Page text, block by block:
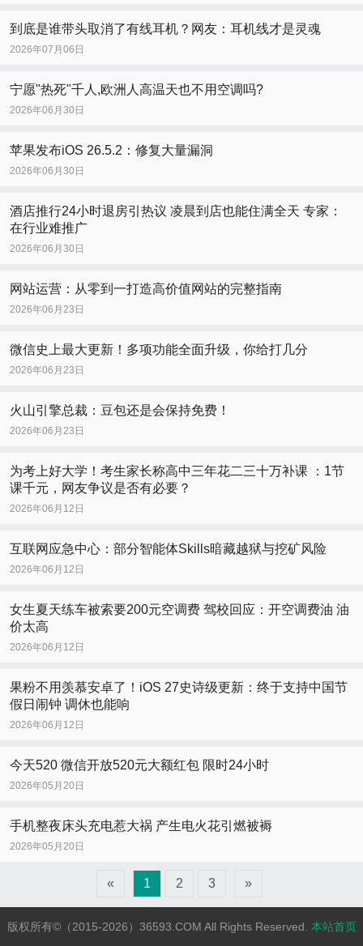
到底是谁带头取消了有线耳机？网友：耳机线才是灵魂
2026年07月06日
宁愿"热死"千人,欧洲人高温天也不用空调吗?
2026年06月30日
苹果发布iOS 26.5.2：修复大量漏洞
2026年06月30日
酒店推行24小时退房引热议 凌晨到店也能住满全天 专家：
在行业难推广
2026年06月30日
网站运营：从零到一打造高价值网站的完整指南
2026年06月23日
微信史上最大更新！多项功能全面升级，你给打几分
2026年06月23日
火山引擎总裁：豆包还是会保持免费！
2026年06月23日
为考上好大学！考生家长称高中三年花二三十万补课 ：1节
课千元，网友争议是否有必要？
2026年06月12日
互联网应急中心：部分智能体Skills暗藏越狱与挖矿风险
2026年06月12日
女生夏天练车被索要200元空调费 驾校回应：开空调费油 油
价太高
2026年06月12日
果粉不用羡慕安卓了！iOS 27史诗级更新：终于支持中国节
假日闹钟 调休也能响
2026年06月12日
今天520 微信开放520元大额红包 限时24小时
2026年05月20日
手机整夜床头充电惹大祸 产生电火花引燃被褥
2026年05月20日
« 1 2 3 »
版权所有©（2015-2026）36593.COM All Rights Reserved. 本站首页